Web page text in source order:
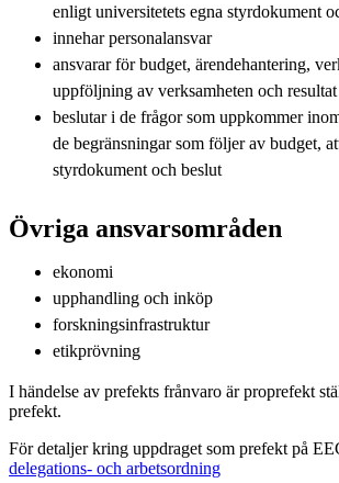
enligt universitetets egna styrdokument
innehar personalansvar
ansvarar för budget, ärendehantering,
uppföljning av verksamheten och resultat
beslutar i de frågor som uppkommer
de begränsningar som följer av budget,
styrdokument och beslut
Övriga ansvarsområden
ekonomi
upphandling och inköp
forskningsinfrastruktur
etikprövning
I händelse av prefekts frånvaro är proprefekt
prefekt.
För detaljer kring uppdraget som prefekt på
delegations- och arbetsordning